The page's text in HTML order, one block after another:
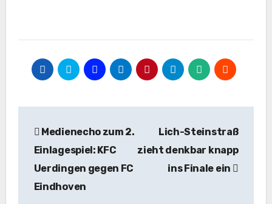
Medienecho zum 2.
Einlagespiel: KFC
Uerdingen gegen FC
Eindhoven
Lich-Steinstraß
zieht denkbar knapp
ins Finale ein